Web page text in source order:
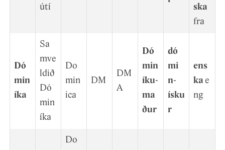
útí
ska
fra
Dó
min
íka
Sa
mve
ldið
Dó
min
íka
Do
min
ica
DM
DM
A
Dó
min
íku­
ma
ður
dó
mi
n­
ísku
r
ens
ka e
ng
Do